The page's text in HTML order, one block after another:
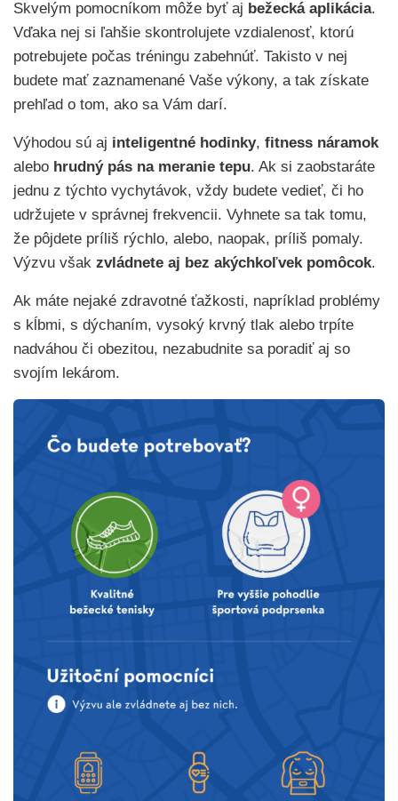
Skvelým pomocníkom môže byť aj bežecká aplikácia.
Vďaka nej si ľahšie skontrolujete vzdialenosť, ktorú
potrebujete počas tréningu zabehnúť. Takisto v nej
budete mať zaznamenané Vaše výkony, a tak získate
prehľad o tom, ako sa Vám darí.
Výhodou sú aj inteligentné hodinky, fitness náramok
alebo hrudný pás na meranie tepu. Ak si zaobstaráte
jednu z týchto vychytávok, vždy budete vedieť, či ho
udržujete v správnej frekvencii. Vyhnete sa tak tomu,
že pôjdete príliš rýchlo, alebo, naopak, príliš pomaly.
Výzvu však zvládnete aj bez akýchkoľvek pomôcok.
Ak máte nejaké zdravotné ťažkosti, napríklad problémy
s kĺbmi, s dýchaním, vysoký krvný tlak alebo trpíte
nadváhou či obezitou, nezabudnite sa poradiť aj so
svojím lekárom.